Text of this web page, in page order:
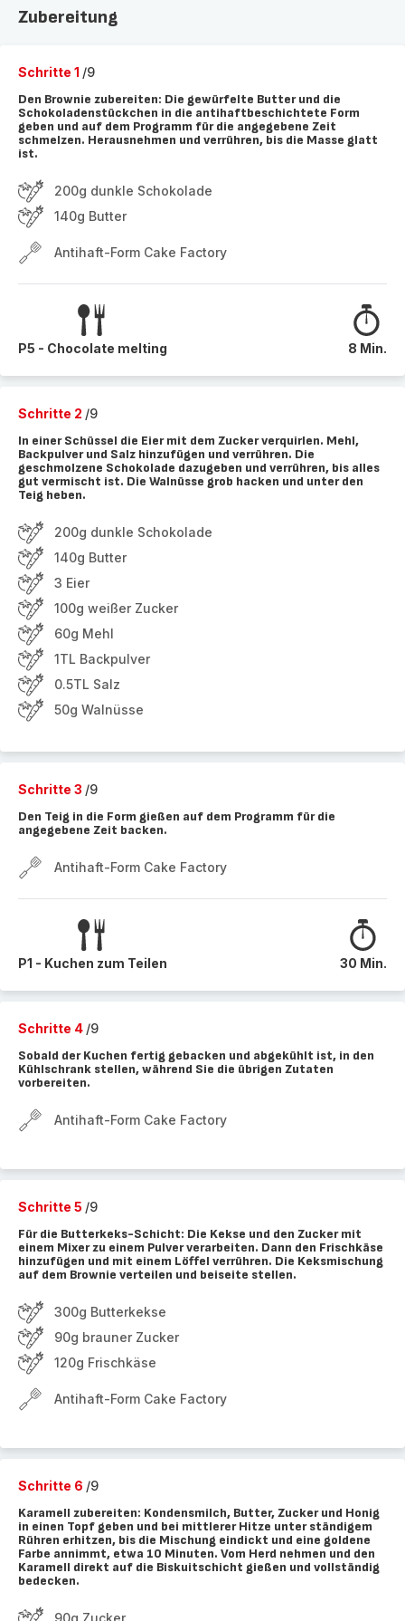
Zubereitung
Schritte 1 /9
Den Brownie zubereiten: Die gewürfelte Butter und die
Schokoladenstückchen in die antihaftbeschichtete Form
geben und auf dem Programm für die angegebene Zeit
schmelzen. Herausnehmen und verrühren, bis die Masse glatt
ist.
200g dunkle Schokolade
140g Butter
Antihaft-Form Cake Factory
P5 - Chocolate melting 8 Min.
Schritte 2 /9
In einer Schüssel die Eier mit dem Zucker verquirlen. Mehl,
Backpulver und Salz hinzufügen und verrühren. Die
geschmolzene Schokolade dazugeben und verrühren, bis alles
gut vermischt ist. Die Walnüsse grob hacken und unter den
Teig heben.
200g dunkle Schokolade
140g Butter
3 Eier
100g weißer Zucker
60g Mehl
1TL Backpulver
0.5TL Salz
50g Walnüsse
Schritte 3 /9
Den Teig in die Form gießen auf dem Programm für die
angegebene Zeit backen.
Antihaft-Form Cake Factory
P1 - Kuchen zum Teilen 30 Min.
Schritte 4 /9
Sobald der Kuchen fertig gebacken und abgekühlt ist, in den
Kühlschrank stellen, während Sie die übrigen Zutaten
vorbereiten.
Antihaft-Form Cake Factory
Schritte 5 /9
Für die Butterkeks-Schicht: Die Kekse und den Zucker mit
einem Mixer zu einem Pulver verarbeiten. Dann den Frischkäse
hinzufügen und mit einem Löffel verrühren. Die Keksmischung
auf dem Brownie verteilen und beiseite stellen.
300g Butterkekse
90g brauner Zucker
120g Frischkäse
Antihaft-Form Cake Factory
Schritte 6 /9
Karamell zubereiten: Kondensmilch, Butter, Zucker und Honig
in einen Topf geben und bei mittlerer Hitze unter ständigem
Rühren erhitzen, bis die Mischung eindickt und eine goldene
Farbe annimmt, etwa 10 Minuten. Vom Herd nehmen und den
Karamell direkt auf die Biskuitschicht gießen und vollständig
bedecken.
90g Zucker